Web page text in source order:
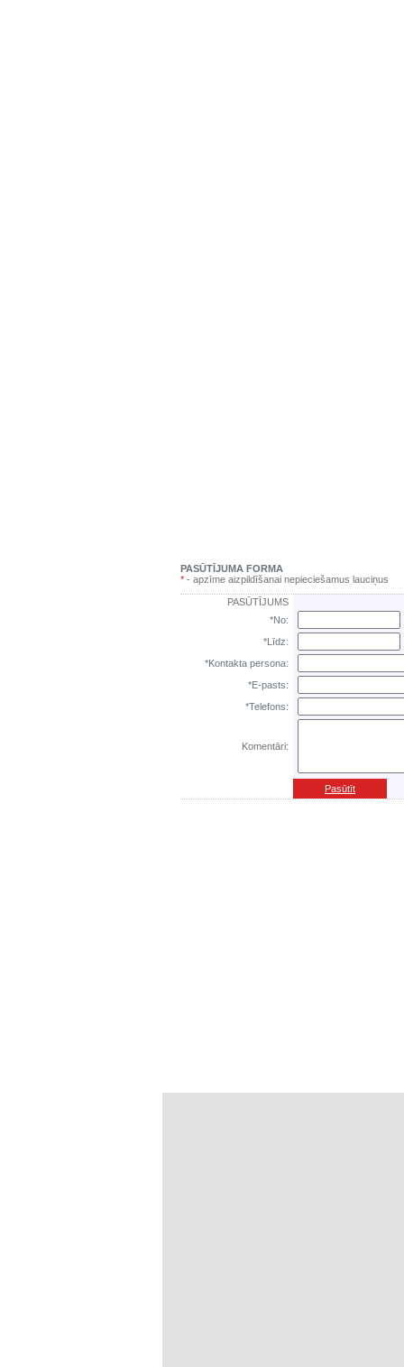
PASŪTĪJUMA FORMA
* - apzīme aizpildīšanai nepieciešamus lauciņus
PASŪTĪJUMS
*No:
*Līdz:
*Kontakta persona:
*E-pasts:
*Telefons:
Komentāri:
Pasūtīt